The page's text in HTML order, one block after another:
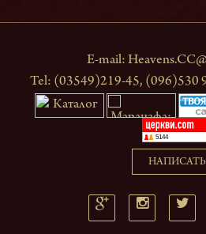
Сергей Гайдай,
ХЦ
E-mail:
Tel: (03549)219-45, (096)530
НАПИСАТЬ